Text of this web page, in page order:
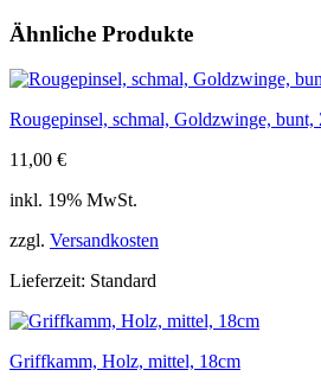
Ähnliche Produkte
Rougepinsel, schmal, Goldzwinge, bunt,
11,00 €
inkl. 19% MwSt.
zzgl. Versandkosten
Lieferzeit: Standard
Griffkamm, Holz, mittel, 18cm